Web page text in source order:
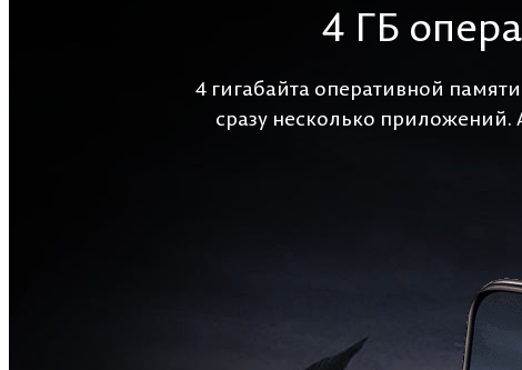
4 ГБ
4 гигабайта оперативной
сразу несколько приложений.